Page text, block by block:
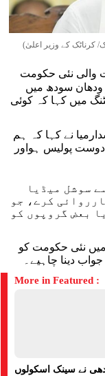
کرناٹک کے وزیر اعلیٰ)
والی نئی حکومت
نے منگل (23 مئی) کو ودھان سودھ میں
میں کہا کہ کوئی
نے کہا کہ ہم
پولیس ہواور
سوشل میڈیا
کرے، جو
بعض گروپوں کو
میں نئی حکومت کو
دینا چاہیے۔
More in Featured :
نے سینک اسکولوں